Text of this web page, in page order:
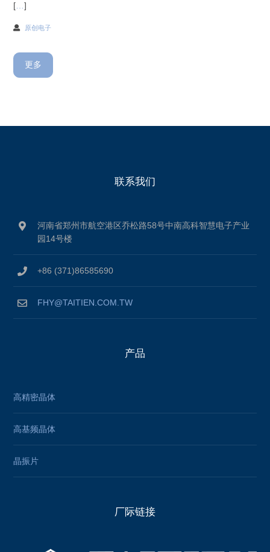
[ …]
原创电子
更多
联系我们
河南省郑州市航空港区乔松路58号中南高科智慧电子产业
园14号楼
+86 (371)86585690
FHY@TAITIEN.COM.TW
产品
高精密晶体
高基频晶体
晶振片
厂际链接